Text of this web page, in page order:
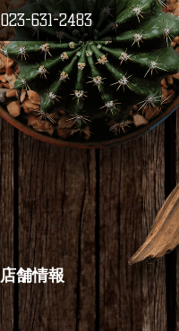
023-631-2483
店舗情報